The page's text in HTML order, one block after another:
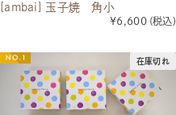
[ambai] 玉子焼 角小
¥6,600 (税込)
在庫切れ